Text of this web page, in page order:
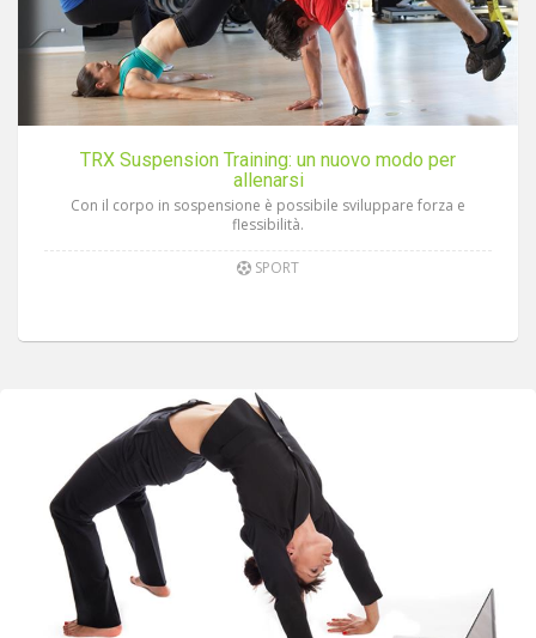
TRX Suspension Training: un nuovo modo per
allenarsi
Con il corpo in sospensione è possibile sviluppare forza e
flessibilità.
SPORT